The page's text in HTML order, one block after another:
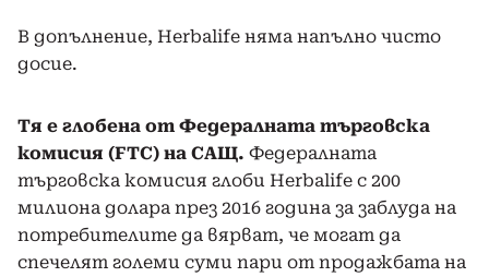
В допълнение, Herbalife няма напълно чисто
досие.
Тя е глобена от Федералната търговска
комисия (FTC) на САЩ. Федералната
търговска комисия глоби Herbalife с 200
милиона долара през 2016 година за заблуда на
потребителите да вярват, че могат да
спечелят големи суми пари от продажбата на